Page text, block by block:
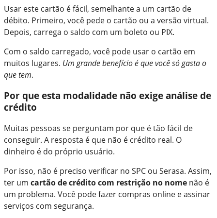
Usar este cartão é fácil, semelhante a um cartão de
débito. Primeiro, você pede o cartão ou a versão virtual.
Depois, carrega o saldo com um boleto ou PIX.
Com o saldo carregado, você pode usar o cartão em
muitos lugares. Um grande benefício é que você só gasta o
que tem.
Por que esta modalidade não exige análise de
crédito
Muitas pessoas se perguntam por que é tão fácil de
conseguir. A resposta é que não é crédito real. O
dinheiro é do próprio usuário.
Por isso, não é preciso verificar no SPC ou Serasa. Assim,
ter um cartão de crédito com restrição no nome não é
um problema. Você pode fazer compras online e assinar
serviços com segurança.